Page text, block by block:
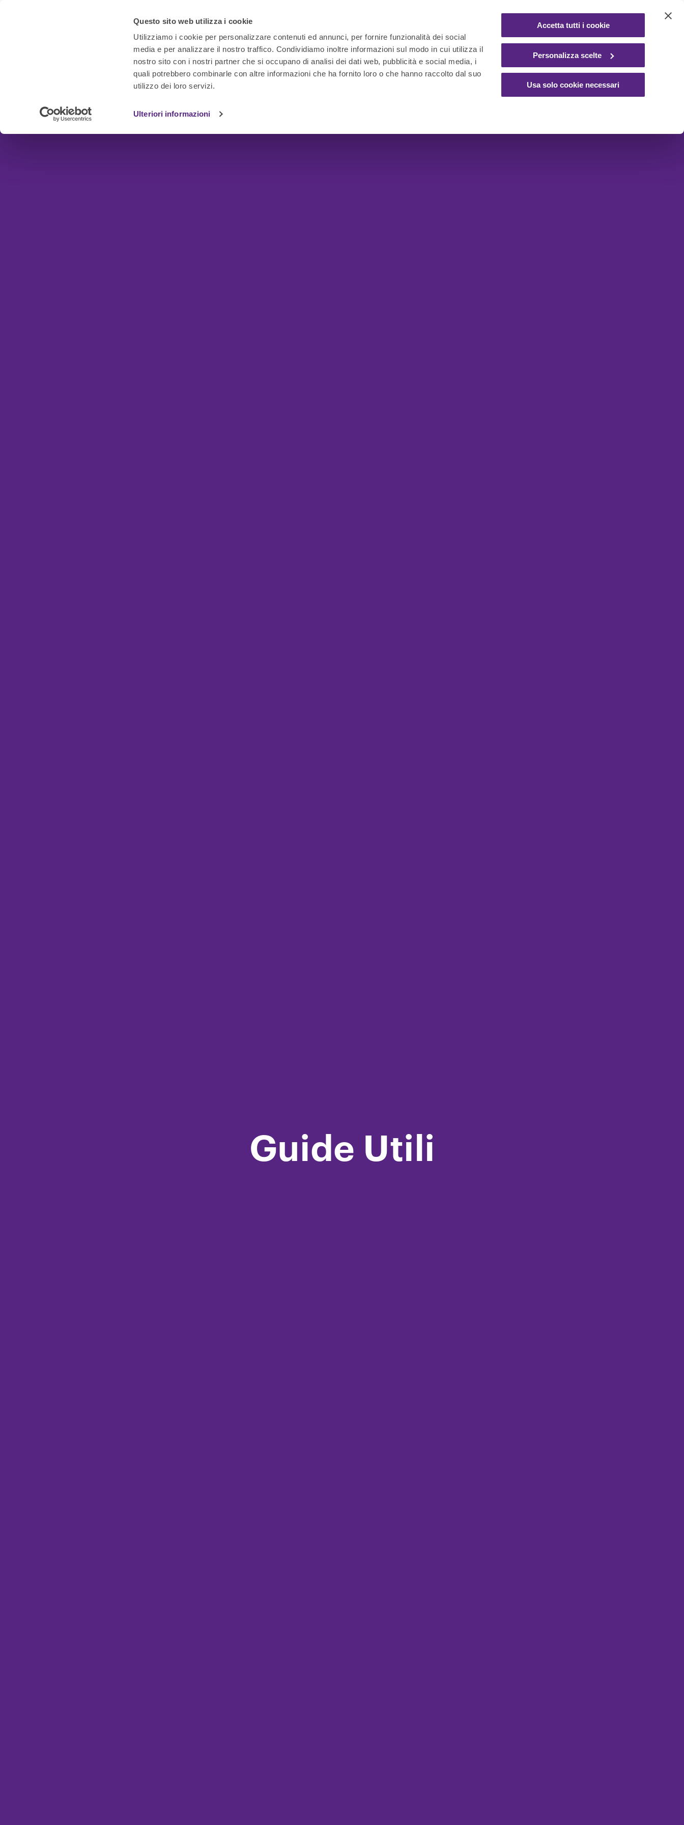
Questo sito web utilizza i cookie
Utilizziamo i cookie per personalizzare contenuti ed annunci, per fornire funzionalità dei social
media e per analizzare il nostro traffico. Condividiamo inoltre informazioni sul modo in cui utilizza il
nostro sito con i nostri partner che si occupano di analisi dei dati web, pubblicità e social media, i
quali potrebbero combinarle con altre informazioni che ha fornito loro o che hanno raccolto dal suo
utilizzo dei loro servizi.
Ulteriori informazioni
Accetta tutti i cookie
Personalizza scelte
Usa solo cookie necessari
Guide Utili